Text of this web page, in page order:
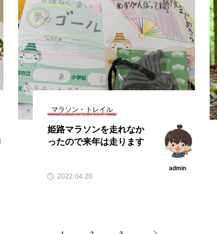
マラソン・トレイル
姫路マラソンを走れなか
ったので来年は走ります
admin
2022.04.20